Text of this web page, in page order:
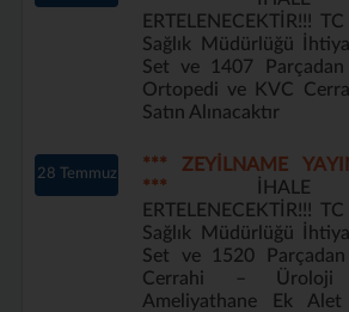
ERTELENECEKTİR!!!
Sağlık Müdürlüğü
Set ve 1407
Ortopedi ve KVC
Satın Alınacaktır
28 Temmuz
*** ZEYİLNAME
***
ERTELENECEKTİR!!!
Sağlık Müdürlüğü
Set ve 1520 Parçadan
Cerrahi – Üroloji
Ameliyathane Ek Alet